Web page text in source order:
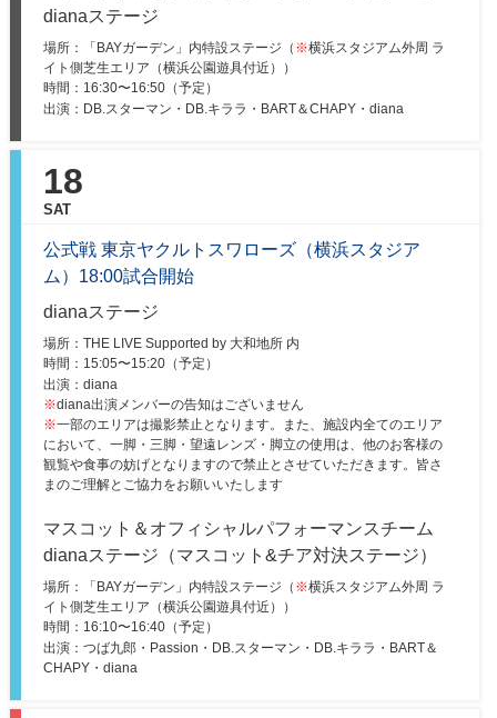
dianaステージ
場所：「BAYガーデン」内特設ステージ（ ※横浜スタジアム外周 ラ
イト側芝生エリア（横浜公園遊具付近））
時間： 16:30〜16:50（予定）
出演：DB.スターマン・DB.キララ・BART＆CHAPY・diana
18
SAT
公式戦 東京ヤクルトスワローズ（横浜スタジア
ム）18:00試合開始
dianaステージ
場所：THE LIVE Supported by 大和地所 内
時間： 15:05〜15:20（予定）
出演：diana
※diana出演メンバーの告知はございません
※一部のエリアは撮影禁止となります。また、施設内全てのエリア
において、一脚・三脚・望遠レンズ・脚立の使用は、他のお客様の
観覧や食事の妨げとなりますので禁止とさせていただきます。皆さ
まのご理解とご協力をお願いいたします
マスコット＆オフィシャルパフォーマンスチーム
dianaステージ（マスコット&チア対決ステージ）
場所：「BAYガーデン」内特設ステージ（ ※横浜スタジアム外周 ラ
イト側芝生エリア（横浜公園遊具付近））
時間： 16:10〜16:40（予定）
出演：つば九郎・Passion・DB.スターマン・DB.キララ・BART＆
CHAPY・diana